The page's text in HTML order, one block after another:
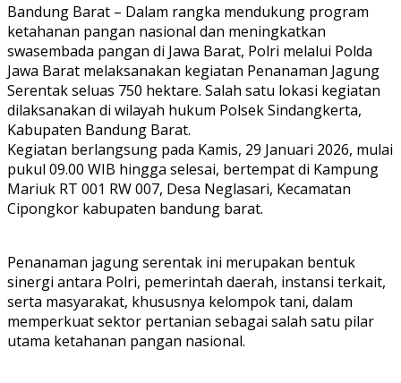
Bandung Barat – Dalam rangka mendukung program
ketahanan pangan nasional dan meningkatkan
swasembada pangan di Jawa Barat, Polri melalui Polda
Jawa Barat melaksanakan kegiatan Penanaman Jagung
Serentak seluas 750 hektare. Salah satu lokasi kegiatan
dilaksanakan di wilayah hukum Polsek Sindangkerta,
Kabupaten Bandung Barat.
Kegiatan berlangsung pada Kamis, 29 Januari 2026, mulai
pukul 09.00 WIB hingga selesai, bertempat di Kampung
Mariuk RT 001 RW 007, Desa Neglasari, Kecamatan
Cipongkor kabupaten bandung barat.
Penanaman jagung serentak ini merupakan bentuk
sinergi antara Polri, pemerintah daerah, instansi terkait,
serta masyarakat, khususnya kelompok tani, dalam
memperkuat sektor pertanian sebagai salah satu pilar
utama ketahanan pangan nasional.